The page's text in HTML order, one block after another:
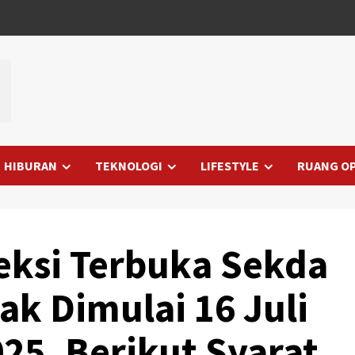
HIBURAN TEKNOLOGI LIFESTYLE RUANG
Terbuka Sekda
Dimulai 16 Juli